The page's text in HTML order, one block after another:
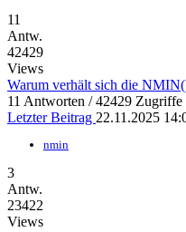
11
Antw.
42429
Views
Warum verhält sich die
11 Antworten / 42429 Zugriffe
Letzter Beitrag 22.11.2025
nmin
3
Antw.
23422
Views